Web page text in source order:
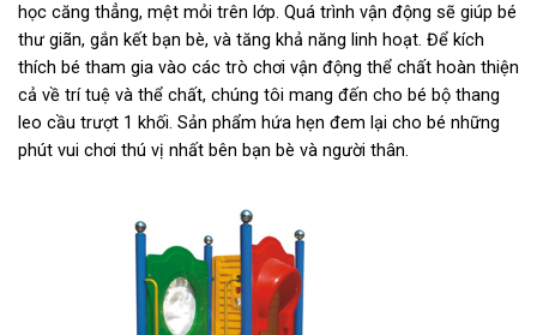
học căng thẳng, mệt mỏi trên lớp. Quá trình vận động sẽ giúp bé
thư giãn, gắn kết bạn bè, và tăng khả năng linh hoạt. Để kích
thích bé tham gia vào các trò chơi vận động thể chất hoàn thiện
cả về trí tuệ và thể chất, chúng tôi mang đến cho bé bộ thang
leo cầu trượt 1 khối. Sản phẩm hứa hẹn đem lại cho bé những
phút vui chơi thú vị nhất bên bạn bè và người thân.